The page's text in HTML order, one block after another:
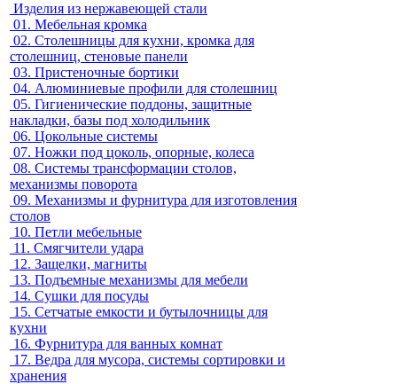
Изделия из нержавеющей стали
01. Мебельная кромка
02. Столешницы для кухни, кромка для
столешниц, стеновые панели
03. Пристеночные бортики
04. Алюминиевые профили для столешниц
05. Гигиенические поддоны, защитные
накладки, базы под холодильник
06. Цокольные системы
07. Ножки под цоколь, опорные, колеса
08. Системы трансформации столов,
механизмы поворота
09. Механизмы и фурнитура для изготовления
столов
10. Петли мебельные
11. Смягчители удара
12. Защелки, магниты
13. Подъемные механизмы для мебели
14. Сушки для посуды
15. Сетчатые емкости и бутылочницы для
кухни
16. Фурнитура для ванных комнат
17. Ведра для мусора, системы сортировки и
хранения